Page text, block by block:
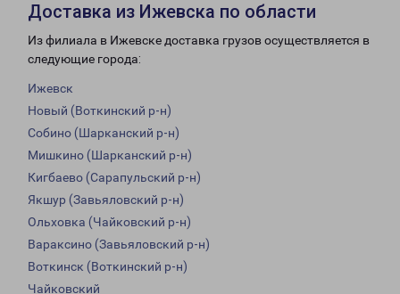
Доставка из Ижевска по области
Из филиала в Ижевске доставка грузов осуществляется в
следующие города:
Ижевск
Новый (Воткинский р-н)
Собино (Шарканский р-н)
Мишкино (Шарканский р-н)
Кигбаево (Сарапульский р-н)
Якшур (Завьяловский р-н)
Ольховка (Чайковский р-н)
Вараксино (Завьяловский р-н)
Воткинск (Воткинский р-н)
Чайковский